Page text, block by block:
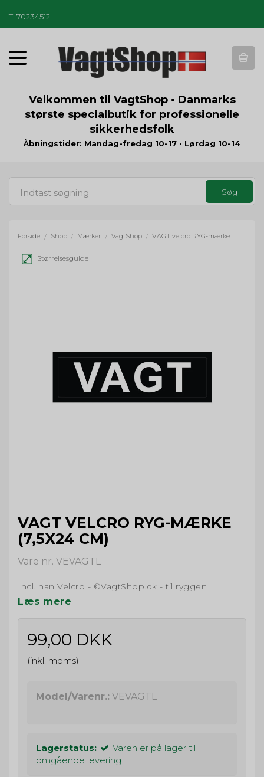
T 70234512
T
o
g
a
t
n
Velkommen til VagtShop • Danmarks
største specialbutik for professionelle
sikkerhedsfolk
Åbningstider: Mandag-fredag 10-17 • Lørdag 10-14
Forside / Shop / Mærker / VagtShop / VAGT velcro RYG-mærke (7,5x24 cm)
Størrelsesguide
VAGT VELCRO RYG-MÆRKE
(7,5X24 CM)
Vare nr. VEVAGTL
Incl. han Velcro - ©VagtShop.dk - til ryggen
Læs mere
99,00 DKK
(inkl. moms)
Model/Varenr.: VEVAGTL
Lagerstatus:
Varen er på lager til
omgående levering